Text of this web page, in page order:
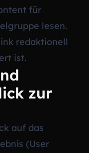
für
lesen.
redaktionell
ist.
zur
auf das
(User